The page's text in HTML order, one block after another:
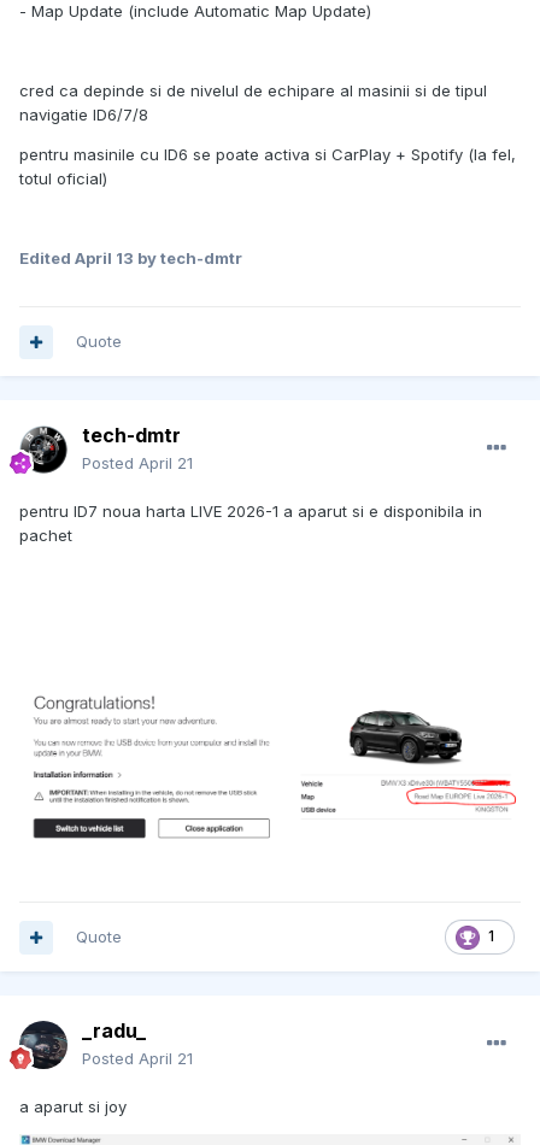
- Map Update (include Automatic Map Update)
cred ca depinde si de nivelul de echipare al masinii si de tipul
navigatie ID6/7/8
pentru masinile cu ID6 se poate activa si CarPlay + Spotify (la fel,
totul oficial)
Edited April 13 by tech-dmtr
Quote
tech-dmtr
Posted April 21
pentru ID7 noua harta LIVE 2026-1 a aparut si e disponibila in
pachet
1
Quote
_radu_
Posted April 21
a aparut si joy